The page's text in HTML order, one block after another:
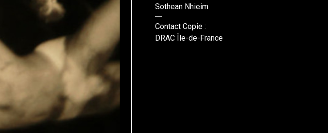
Sothean Nhieim
Contact Copie :
DRAC Île-de-France